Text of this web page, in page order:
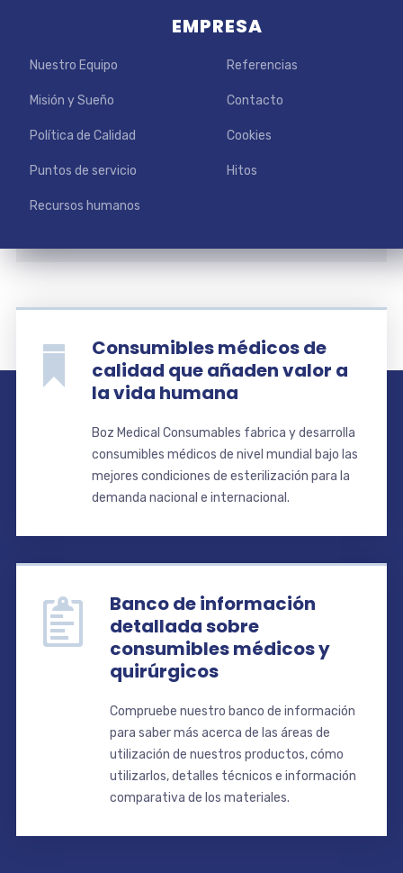
EMPRESA
Nuestro Equipo Referencias
Misión y Sueño Contacto
Política de Calidad Cookies
Puntos de servicio Hitos
Recursos humanos
Consumibles médicos de
calidad que añaden valor a
la vida humana
Boz Medical Consumables fabrica y desarrolla
consumibles médicos de nivel mundial bajo las
mejores condiciones de esterilización para la
demanda nacional e internacional.
Banco de información
detallada sobre
consumibles médicos y
quirúrgicos
Compruebe nuestro banco de información
para saber más acerca de las áreas de
utilización de nuestros productos, cómo
utilizarlos, detalles técnicos e información
comparativa de los materiales.